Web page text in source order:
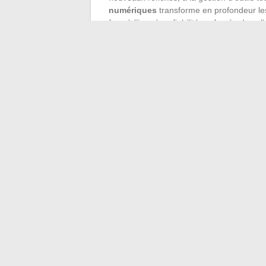
numériques transforme en profondeur
face à l’imprévu, fiabilité renforcée dans